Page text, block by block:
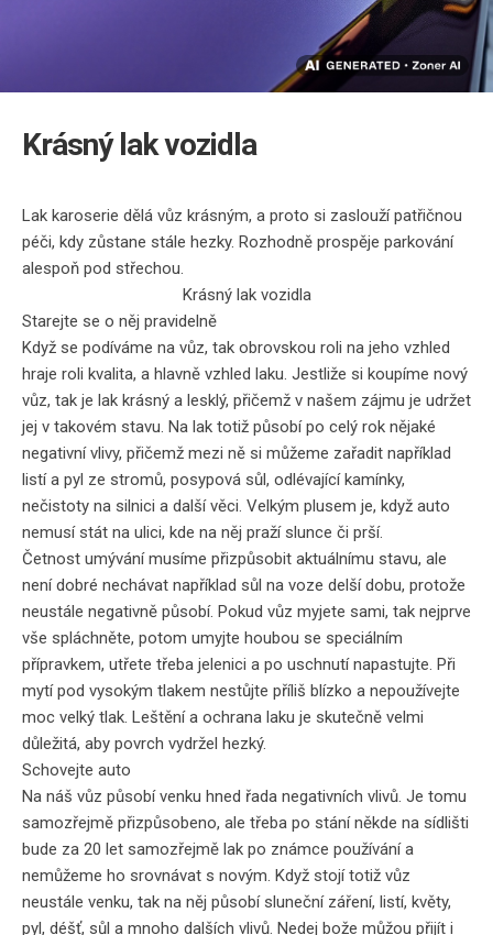
Krásný lak vozidla
Lak karoserie dělá vůz krásným, a proto si zaslouží patřičnou
péči, kdy zůstane stále hezky. Rozhodně prospěje parkování
alespoň pod střechou.
Krásný lak vozidla
Starejte se o něj pravidelně
Když se podíváme na vůz, tak obrovskou roli na jeho vzhled
hraje roli kvalita, a hlavně vzhled laku. Jestliže si koupíme nový
vůz, tak je lak krásný a lesklý, přičemž v našem zájmu je udržet
jej v takovém stavu. Na lak totiž působí po celý rok nějaké
negativní vlivy, přičemž mezi ně si můžeme zařadit například
listí a pyl ze stromů, posypová sůl, odlévající kamínky,
nečistoty na silnici a další věci. Velkým plusem je, když auto
nemusí stát na ulici, kde na něj praží slunce či prší.
Četnost umývání musíme přizpůsobit aktuálnímu stavu, ale
není dobré nechávat například sůl na voze delší dobu, protože
neustále negativně působí. Pokud vůz myjete sami, tak nejprve
vše spláchněte, potom umyjte houbou se speciálním
přípravkem, utřete třeba jelenici a po uschnutí napastujte. Při
mytí pod vysokým tlakem nestůjte příliš blízko a nepoužívejte
moc velký tlak. Leštění a ochrana laku je skutečně velmi
důležitá, aby povrch vydržel hezký.
Schovejte auto
Na náš vůz působí venku hned řada negativních vlivů. Je tomu
samozřejmě přizpůsobeno, ale třeba po stání někde na sídlišti
bude za 20 let samozřejmě lak po známce používání a
nemůžeme ho srovnávat s novým. Když stojí totiž vůz
neustále venku, tak na něj působí sluneční záření, listí, květy,
pyl, déšť, sůl a mnoho dalších vlivů. Nedej bože můžou přijít i